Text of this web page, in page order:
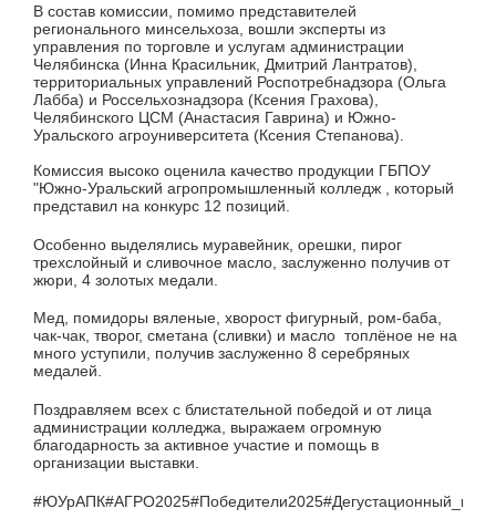
В состав комиссии, помимо представителей
регионального минсельхоза, вошли эксперты из
управления по торговле и услугам администрации
Челябинска (Инна Красильник, Дмитрий Лантратов),
территориальных управлений Роспотребнадзора (Ольга
Лабба) и Россельхознадзора (Ксения Грахова),
Челябинского ЦСМ (Анастасия Гаврина) и Южно-
Уральского агроуниверситета (Ксения Степанова).
Комиссия высоко оценила качество продукции ГБПОУ
"Южно-Уральский агропромышленный колледж , который
представил на конкурс 12 позиций.
Особенно выделялись муравейник, орешки, пирог
трехслойный и сливочное масло, заслуженно получив от
жюри, 4 золотых медали.
Мед, помидоры вяленые, хворост фигурный, ром-баба,
чак-чак, творог, сметана (сливки) и масло топлёное не на
много уступили, получив заслуженно 8 серебряных
медалей.
Поздравляем всех с блистательной победой и от лица
администрации колледжа, выражаем огромную
благодарность за активное участие и помощь в
организации выставки.